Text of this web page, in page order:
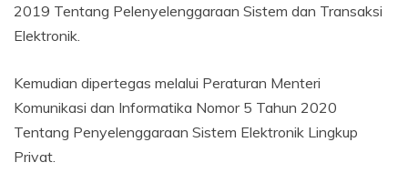
2019 Tentang Pelenyelenggaraan Sistem dan Transaksi
Elektronik.
Kemudian dipertegas melalui Peraturan Menteri
Komunikasi dan Informatika Nomor 5 Tahun 2020
Tentang Penyelenggaraan Sistem Elektronik Lingkup
Privat.